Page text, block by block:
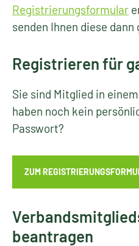
Registrierungsformular
senden Ihnen diese dann
Registrieren für
Sie sind Mitglied in
haben noch kein
Passwort?
ZUM
beantragen